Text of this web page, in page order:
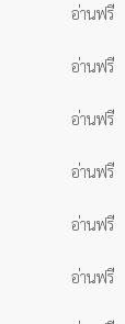
อ่านฟรี
อ่านฟรี
อ่านฟรี
อ่านฟรี
อ่านฟรี
อ่านฟรี